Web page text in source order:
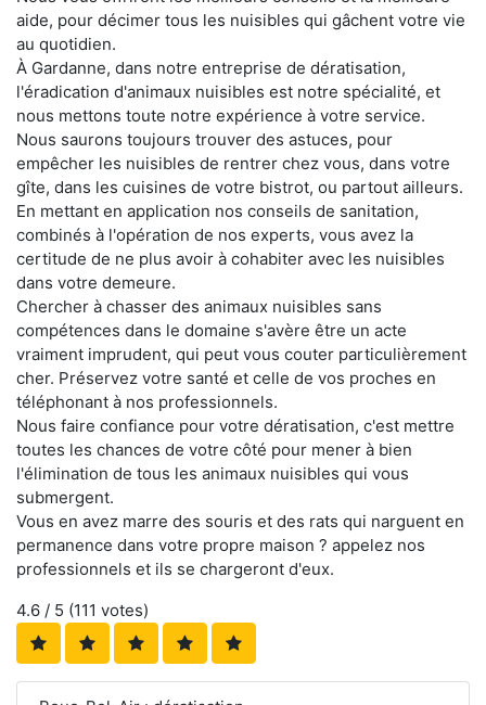
aide, pour décimer tous les nuisibles qui gâchent votre vie
au quotidien.
À Gardanne, dans notre entreprise de dératisation,
l'éradication d'animaux nuisibles est notre spécialité, et
nous mettons toute notre expérience à votre service.
Nous saurons toujours trouver des astuces, pour
empêcher les nuisibles de rentrer chez vous, dans votre
gîte, dans les cuisines de votre bistrot, ou partout ailleurs.
En mettant en application nos conseils de sanitation,
combinés à l'opération de nos experts, vous avez la
certitude de ne plus avoir à cohabiter avec les nuisibles
dans votre demeure.
Chercher à chasser des animaux nuisibles sans
compétences dans le domaine s'avère être un acte
vraiment imprudent, qui peut vous couter particulièrement
cher. Préservez votre santé et celle de vos proches en
téléphonant à nos professionnels.
Nous faire confiance pour votre dératisation, c'est mettre
toutes les chances de votre côté pour mener à bien
l'élimination de tous les animaux nuisibles qui vous
submergent.
Vous en avez marre des souris et des rats qui narguent en
permanence dans votre propre maison ? appelez nos
professionnels et ils se chargeront d'eux.
4.6 / 5 (111 votes)